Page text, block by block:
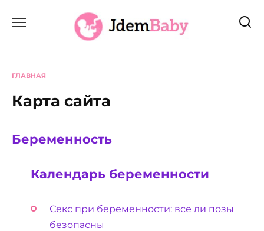
ГЛАВНАЯ
Карта сайта
Беременность
Календарь беременности
Секс при беременности: все ли позы
безопасны